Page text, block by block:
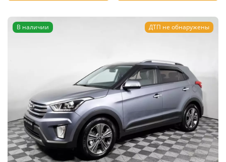
В наличии ДТП не обнаружены